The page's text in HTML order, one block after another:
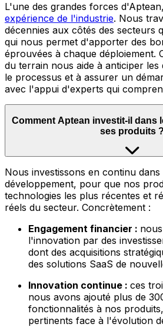
L'une des grandes forces
expérience de l'industrie. Nous
décennies aux côtés des secteurs
qui nous permet d'apporter des
éprouvées à chaque déploiement.
du terrain nous aide à anticiper
le processus et à assurer un
avec l'appui d'experts qui
Comment Aptean investit-il dans
ses produits ?
Nous investissons en continu
développement, pour que nos
technologies les plus récentes et
réels du secteur. Concrètement :
Engagement financier :
l'innovation par des
dont des acquisitions
des solutions SaaS de
Innovation continue : ces
nous avons ajouté plus de
fonctionnalités à nos
pertinents face à l'évolution